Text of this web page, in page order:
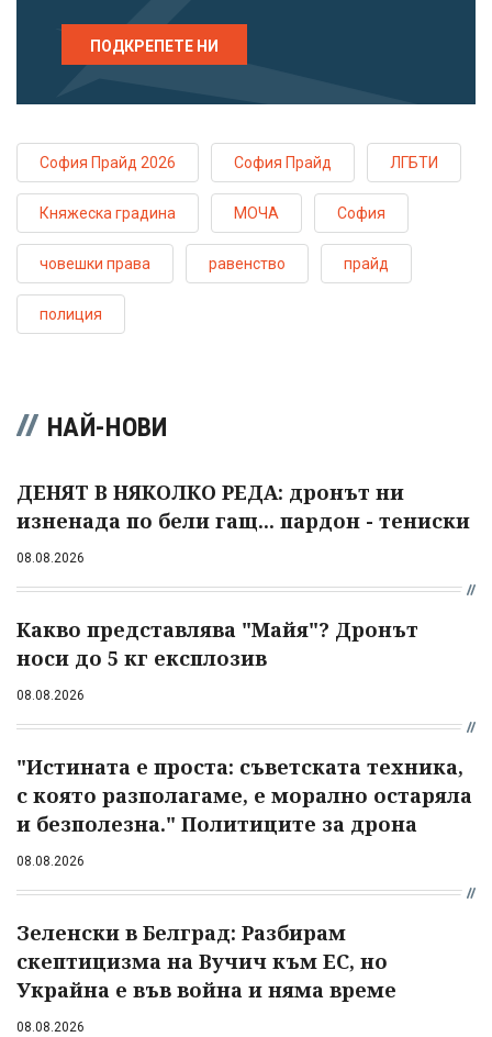
ПОДКРЕПЕТЕ НИ
София Прайд 2026 София Прайд ЛГБТИ
Княжеска градина МОЧА София
човешки права равенство прайд
полиция
НАЙ-НОВИ
ДЕНЯТ В НЯКОЛКО РЕДА: дронът ни
изненада по бели гащ... пардон - тениски
08.08.2026
Какво представлява "Майя"? Дронът
носи до 5 кг експлозив
08.08.2026
"Истината е проста: съветската техника,
с която разполагаме, е морално остаряла
и безполезна." Политиците за дрона
08.08.2026
Зеленски в Белград: Разбирам
скептицизма на Вучич към ЕС, но
Украйна е във война и няма време
08.08.2026